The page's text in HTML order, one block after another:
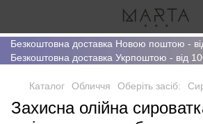
Безкоштовна доставка Новою поштою -
Безкоштовна доставка Укрпоштою - від
Каталог Обличчя Оберіть засіб:
Захисна олійна